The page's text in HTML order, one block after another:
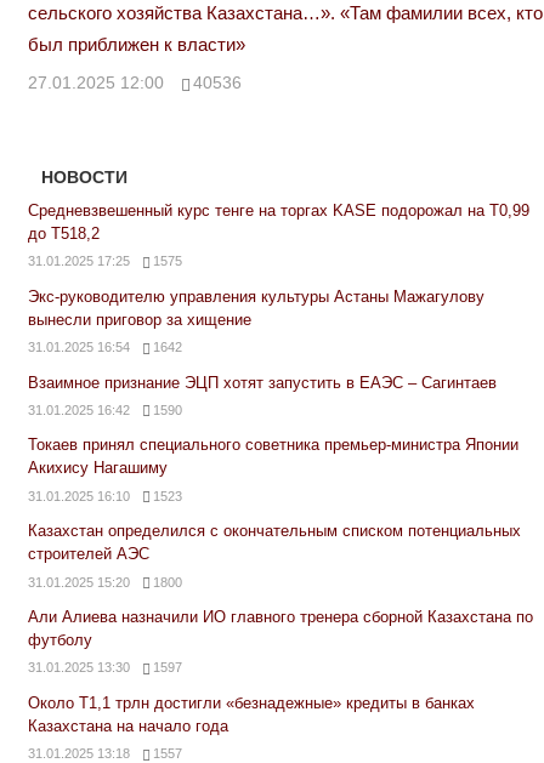
сельского хозяйства Казахстана…». «Там фамилии всех, кто
был приближен к власти»
27.01.2025 12:00 40536
НОВОСТИ
Средневзвешенный курс тенге на торгах KASE подорожал на Т0,99
до Т518,2
31.01.2025 17:25 1575
Экс-руководителю управления культуры Астаны Мажагулову
вынесли приговор за хищение
31.01.2025 16:54 1642
Взаимное признание ЭЦП хотят запустить в ЕАЭС – Сагинтаев
31.01.2025 16:42 1590
Токаев принял специального советника премьер-министра Японии
Акихису Нагашиму
31.01.2025 16:10 1523
Казахстан определился с окончательным списком потенциальных
строителей АЭС
31.01.2025 15:20 1800
Али Алиева назначили ИО главного тренера сборной Казахстана по
футболу
31.01.2025 13:30 1597
Около Т1,1 трлн достигли «безнадежные» кредиты в банках
Казахстана на начало года
31.01.2025 13:18 1557